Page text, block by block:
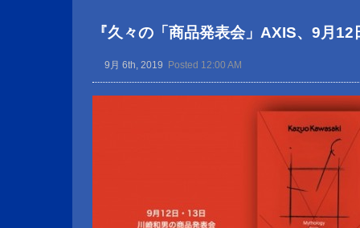
『久々の「商品発表会」AXIS、9月
9月 6th, 2019 Posted 12:00 AM